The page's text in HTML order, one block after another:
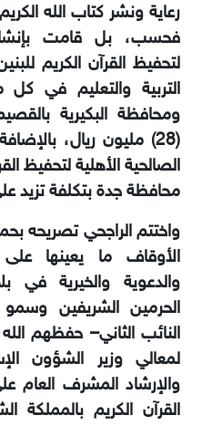
رعاية ونشر كتاب الله
فحسب، بل قامت
لتحفيظ القرآن الكريم
التربية والتعليم في
ومحافظة ‏البكيرية
(28) مليون ريال،
الصالحية الأهلية لتحفيظ
محافظة جدة بتكلفة تزيد على (14) مليون
‏واختتم الراجحي تصريحه
الأوقاف ما يعينها على
والدعوية والخيرية في
الحرمين ‏الشريفين
النائب الثاني– حفظهم
لمعالي وزير الشؤون
والإرشاد المشرف العام
القرآن الكريم ‏بالمملكة